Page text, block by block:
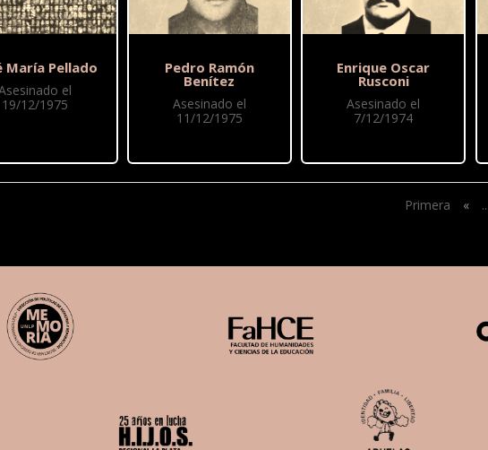
María Pellado
el
19/12/1975
Pedro Ramón
Benítez
Asesinado el
11/12/1975
Enrique Oscar
Rusconi
Asesinado el
7/12/1974
Primera « ...